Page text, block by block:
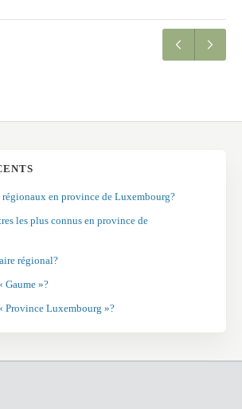
régionaux en province de Luxembourg?
les plus connus en province de
régional?
Gaume »?
Province Luxembourg »?